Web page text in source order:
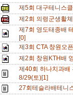
제5회 대구테니스
제2회 의령군생활
제7회 영도태종배
[0]
제3회 CTA 창원오
제2회 창원KTH배
제40회 하나치과배
8/29(토)[1]
27회테슬라배테니